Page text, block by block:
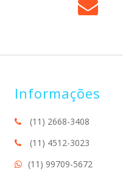
Informações
(11) 2668-3408
(11) 4512-3023
(11) 99709-5672